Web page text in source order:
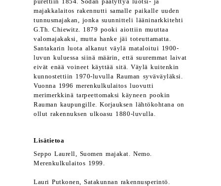
purettiin 1854. Sodan päätyttyä luotsi- ja
majakkalaitos rakennutti samalle paikalle uuden
tunnusmajakan, jonka suunnitteli lääninarkkitehti
G.Th. Chiewitz. 1879 pooki aiottiin muuttaa
valomajakaksi, mutta hanke jäi toteuttamatta.
Santakarin luota alkanut väylä mataloitui 1900-
luvun kuluessa siinä määrin, että suuremmat laivat
eivät enää voineet käyttää sitä. Väylä kuitenkin
kunnostettiin 1970-luvulla Rauman syväväyläksi.
Vuonna 1996 merenkulkulaitos luovutti
merimerkkinä tarpeettomaksi käyneen pookin
Rauman kaupungille. Korjauksen lähtökohtana on
ollut rakennuksen ulkoasu 1880-luvulla.
Lisätietoa
Seppo Laurell, Suomen majakat. Nemo.
Merenkulkulaitos 1999.
Lauri Putkonen, Satakunnan rakennusperintö.